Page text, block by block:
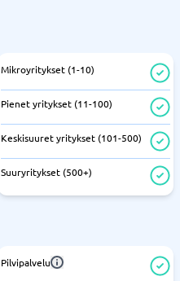
Mikroyritykset (1-10)
Pienet yritykset (11-100)
Keskisuuret yritykset (101-500)
Suuryritykset (500+)
Pilvipalvelu